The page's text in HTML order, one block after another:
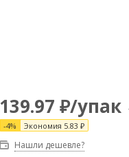
139.97 ₽/упак
-4% Экономия 5.83 ₽
Нашли дешевле?